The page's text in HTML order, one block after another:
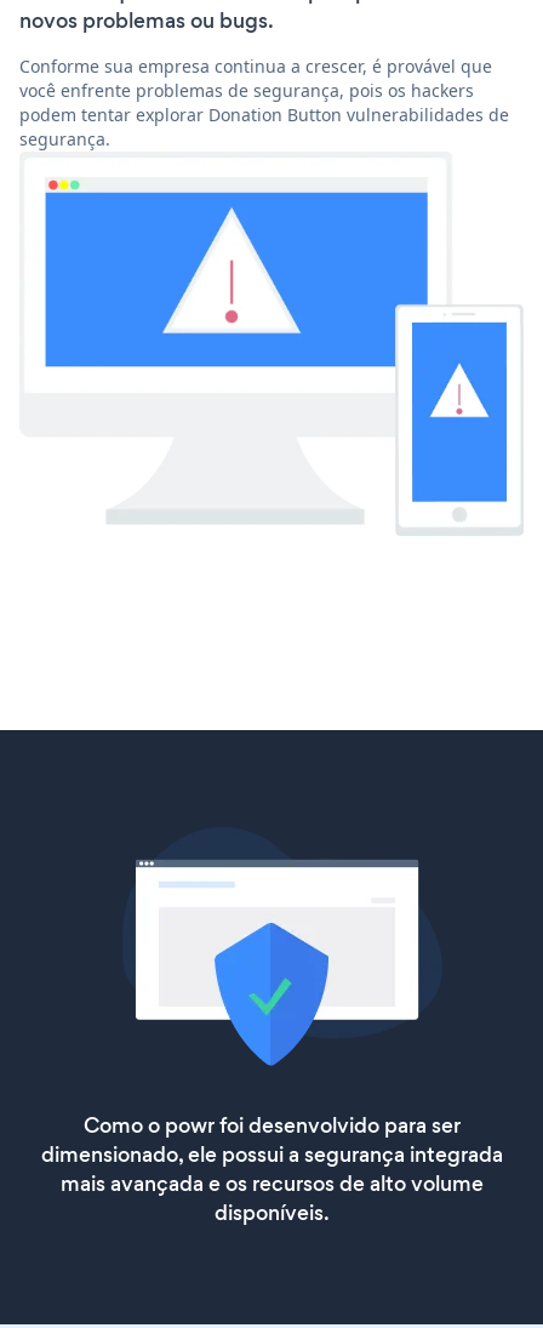
novos problemas ou bugs.
Conforme sua empresa continua a crescer, é provável que
você enfrente problemas de segurança, pois os hackers
podem tentar explorar Donation Button vulnerabilidades de
segurança.
Como o powr foi desenvolvido para ser
dimensionado, ele possui a segurança integrada
mais avançada e os recursos de alto volume
disponíveis.